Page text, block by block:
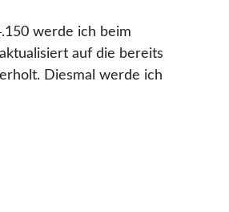
werde ich beim
auf die bereits
Diesmal werde ich